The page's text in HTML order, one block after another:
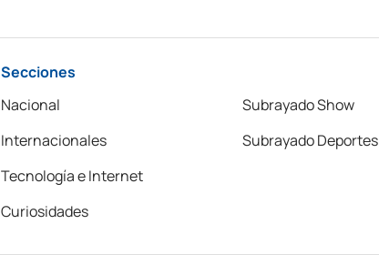
Secciones
Nacional
Internacionales
Tecnología e Internet
Curiosidades
Subrayado Show
Subrayado Deportes